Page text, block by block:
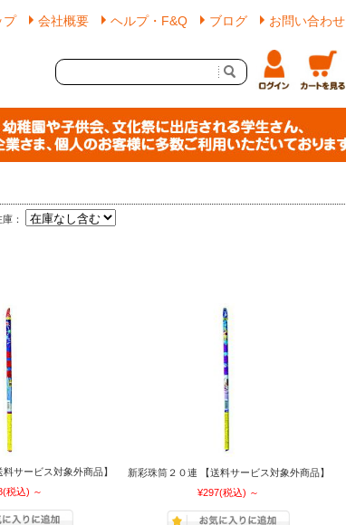
プ 会社概要 ヘルプ・F&Q ブログ お問い合わせ
庫：
サービス対象外商品】
(税込) ～
新彩珠筒２０連 【送料サービス対象外商品】
¥297(税込) ～